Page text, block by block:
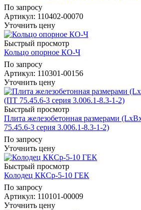
По запросу
Артикул: 110402-00070
Уточнить цену
Быстрый просмотр
Кольцо опорное КО-Ч
По запросу
Артикул: 110301-00156
Уточнить цену
Быстрый просмотр
Плита железобетонная размерами
75.45.6-3 серия 3.006.1-8.3-1-2)
По запросу
Уточнить цену
Быстрый просмотр
Колодец ККСр-5-10 ГЕК
По запросу
Артикул: 110101-00009
Уточнить цену